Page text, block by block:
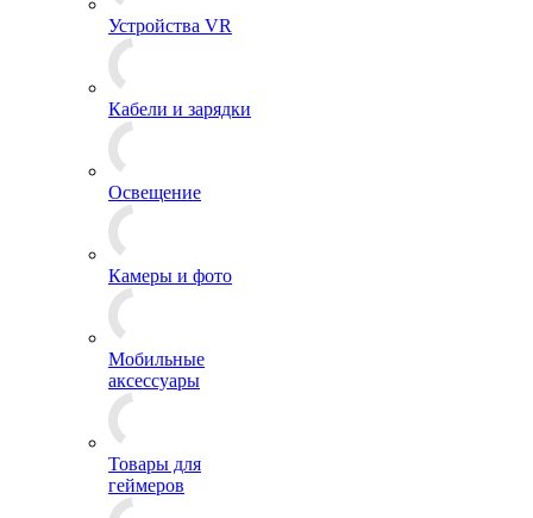
Устройства VR
Кабели и зарядки
Освещение
Камеры и фото
Мобильные
аксессуары
Товары для
геймеров